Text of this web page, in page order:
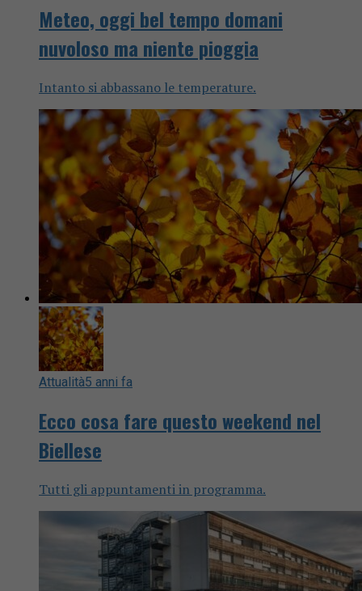
Meteo, oggi bel tempo domani
nuvoloso ma niente pioggia
Intanto si abbassano le temperature.
Attualità5 anni fa
Ecco cosa fare questo weekend nel
Biellese
Tutti gli appuntamenti in programma.